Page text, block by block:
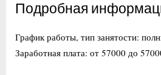
Подробная
График работы, тип занятости:
Заработная плата: от 57000 до